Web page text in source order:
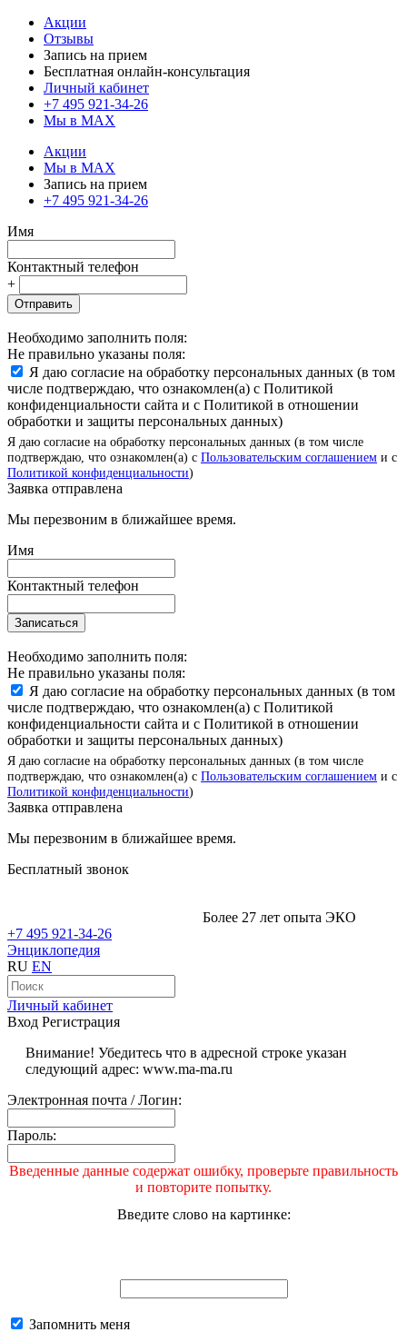
Акции
Отзывы
Запись на прием
Бесплатная онлайн-консультация
Личный кабинет
+7 495 921-34-26
Мы в MAX
Акции
Мы в MAX
Запись на прием
+7 495 921-34-26
Имя
Контактный телефон
+
Отправить
Необходимо заполнить поля:
Не правильно указаны поля:
Я даю согласие на обработку персональных данных (в том
числе подтверждаю, что ознакомлен(а) с Политикой
конфиденциальности сайта и с Политикой в отношении
обработки и защиты персональных данных)
Я даю согласие на обработку персональных данных (в том числе
подтверждаю, что ознакомлен(а) с Пользовательским соглашением и с
Политикой конфиденциальности)
Заявка отправлена
Мы перезвоним в ближайшее время.
Имя
Контактный телефон
Записаться
Необходимо заполнить поля:
Не правильно указаны поля:
Я даю согласие на обработку персональных данных (в том
числе подтверждаю, что ознакомлен(а) с Политикой
конфиденциальности сайта и с Политикой в отношении
обработки и защиты персональных данных)
Я даю согласие на обработку персональных данных (в том числе
подтверждаю, что ознакомлен(а) с Пользовательским соглашением и с
Политикой конфиденциальности)
Заявка отправлена
Мы перезвоним в ближайшее время.
Бесплатный звонок
Более 27 лет опыта ЭКО
+7 495 921-34-26
Энциклопедия
RU EN
Личный кабинет
Вход Регистрация
Внимание! Убедитесь что в адресной строке указан
следующий адрес: www.ma-ma.ru
Электронная почта / Логин:
Пароль:
Введенные данные содержат ошибку, проверьте правильность
и повторите попытку.
Введите слово на картинке:
Запомнить меня